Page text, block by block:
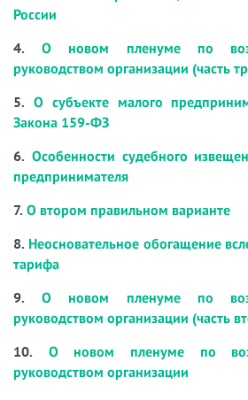
России
4.О новом пленуме по
руководством организации (часть
5. О субъекте малого
Закона 159-ФЗ
6. Особенности судебного
предпринимателя
7. О втором правильном варианте
8. Неосновательное обогащение
тарифа
9.О новом пленуме по
руководством организации (часть
10. О новом пленуме по
руководством организации